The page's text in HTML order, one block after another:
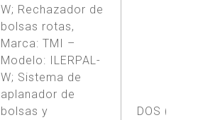
W; Rechazador de
bolsas rotas,
Marca: TMI –
Modelo: ILERPAL-
W; Sistema de
aplanador de
bolsas y
DOS (2)